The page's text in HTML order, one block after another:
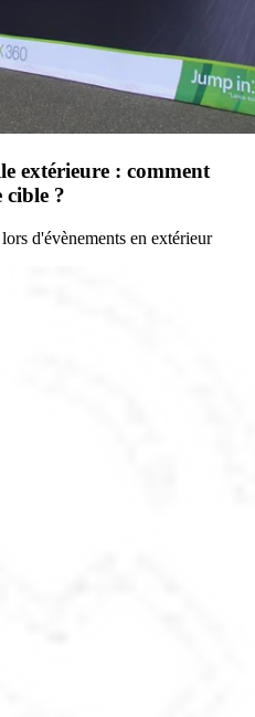
extérieure : comment
cible ?
d'évènements en extérieur